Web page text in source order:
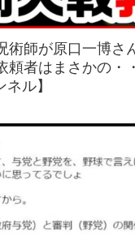
術師が原口一博さ
頼者はまさかの・
ル】